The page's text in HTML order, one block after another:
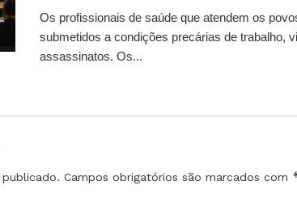
Os profissionais de saúde que atendem os
submetidos a condições precárias de trabalho,
assassinatos. Os...
Campos obrigatórios são marcados com